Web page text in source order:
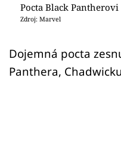
Pocta Black Pantherovi
Zdroj: Marvel
Dojemná pocta
Panthera,